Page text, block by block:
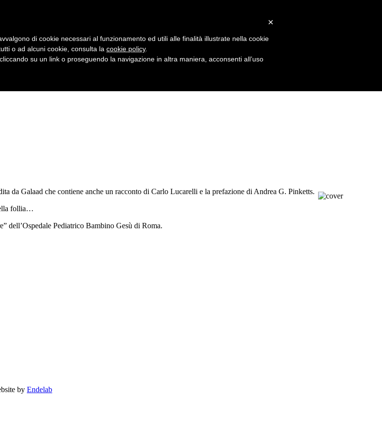
da Galaad che contiene anche un racconto di Carlo Lucarelli e la prefazione di Andrea G. Pinketts.
follia…
dell’Ospedale Pediatrico Bambino Gesù di Roma.
by Endelab
×
di cookie necessari al funzionamento ed utili alle finalità illustrate nella cookie
o ad alcuni cookie, consulta la cookie policy.
su un link o proseguendo la navigazione in altra maniera, acconsenti all’uso